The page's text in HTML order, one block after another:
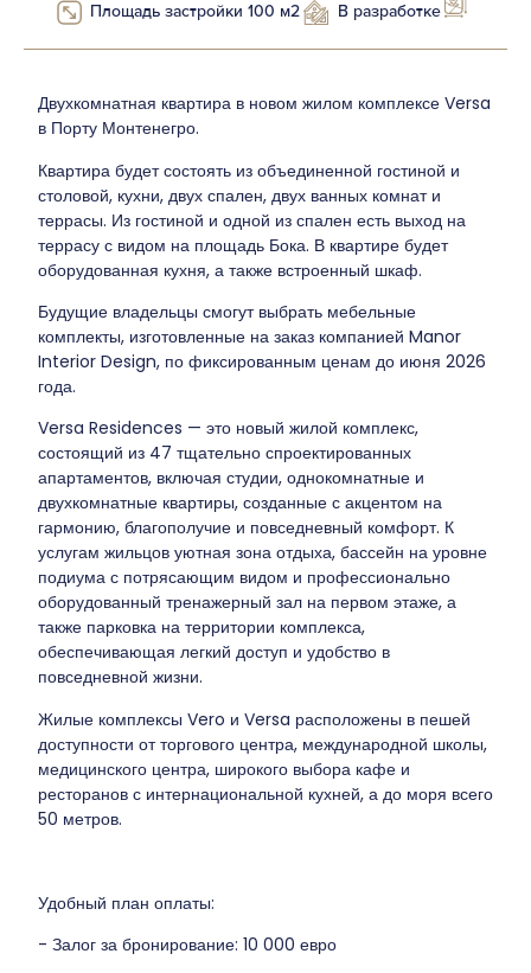
Площадь застройки 100 м2
В разработке
Двухкомнатная квартира в новом жилом комплексе Versa
в Порту Монтенегро.
Квартира будет состоять из объединенной гостиной и
столовой, кухни, двух спален, двух ванных комнат и
террасы. Из гостиной и одной из спален есть выход на
террасу с видом на площадь Бока. В квартире будет
оборудованная кухня, а также встроенный шкаф.
Будущие владельцы смогут выбрать мебельные
комплекты, изготовленные на заказ компанией Manor
Interior Design, по фиксированным ценам до июня 2026
года.
Versa Residences — это новый жилой комплекс,
состоящий из 47 тщательно спроектированных
апартаментов, включая студии, однокомнатные и
двухкомнатные квартиры, созданные с акцентом на
гармонию, благополучие и повседневный комфорт. К
услугам жильцов уютная зона отдыха, бассейн на уровне
подиума с потрясающим видом и профессионально
оборудованный тренажерный зал на первом этаже, а
также парковка на территории комплекса,
обеспечивающая легкий доступ и удобство в
повседневной жизни.
Жилые комплексы Vero и Versa расположены в пешей
доступности от торгового центра, международной школы,
медицинского центра, широкого выбора кафе и
ресторанов с интернациональной кухней, а до моря всего
50 метров.
Удобный план оплаты:
- Залог за бронирование: 10 000 евро